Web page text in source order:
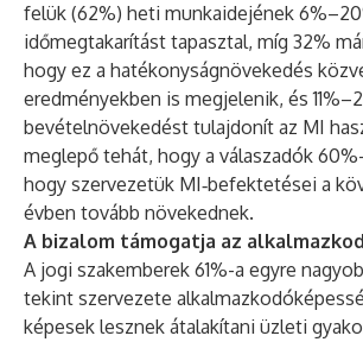
felük (62%) heti munkaidejének
időmegtakarítást tapasztal, míg 32%
hogy ez a hatékonyságnövekedés
eredményekben is megjelenik, és
bevételnövekedést tulajdonít az MI
meglepő tehát, hogy a válaszadók
hogy szervezetük MI‑befektetései a
évben tovább növekednek.
A bizalom támogatja az
A jogi szakemberek 61%-a egyre
tekint szervezete
képesek lesznek átalakítani üzleti